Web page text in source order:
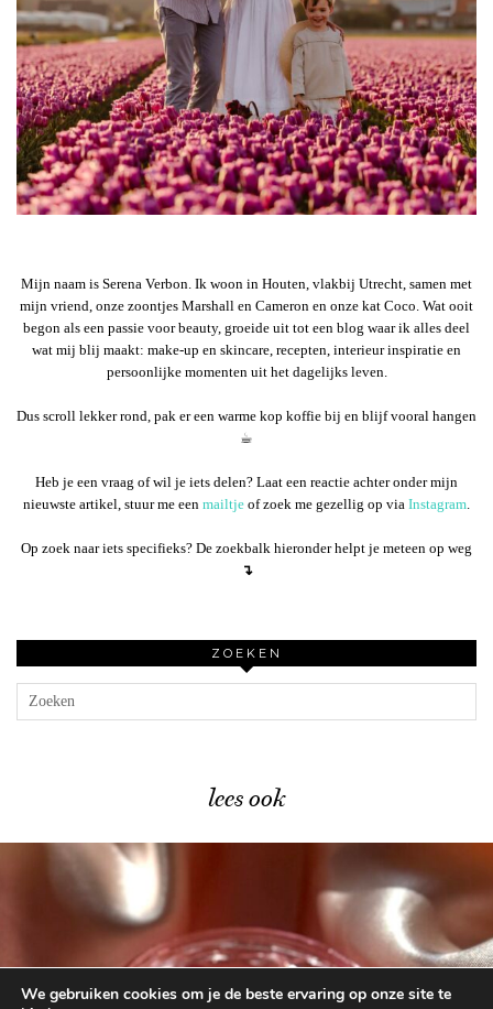
Mijn naam is Serena Verbon. Ik woon in Houten, vlakbij Utrecht, samen met
mijn vriend, onze zoontjes Marshall en Cameron en onze kat Coco. Wat ooit
begon als een passie voor beauty, groeide uit tot een blog waar ik alles deel
wat mij blij maakt: make-up en skincare, recepten, interieur inspiratie en
persoonlijke momenten uit het dagelijks leven.
Dus scroll lekker rond, pak er een warme kop koffie bij en blijf vooral hangen
☕︎
Heb je een vraag of wil je iets delen? Laat een reactie achter onder mijn
nieuwste artikel, stuur me een mailtje of zoek me gezellig op via Instagram
Op zoek naar iets specifieks? De zoekbalk hieronder helpt je meteen op weg
↴
ZOEKEN
lees ook
Catrice Glass Cloud Trend …
We gebruiken cookies om je de beste ervaring op onze site te